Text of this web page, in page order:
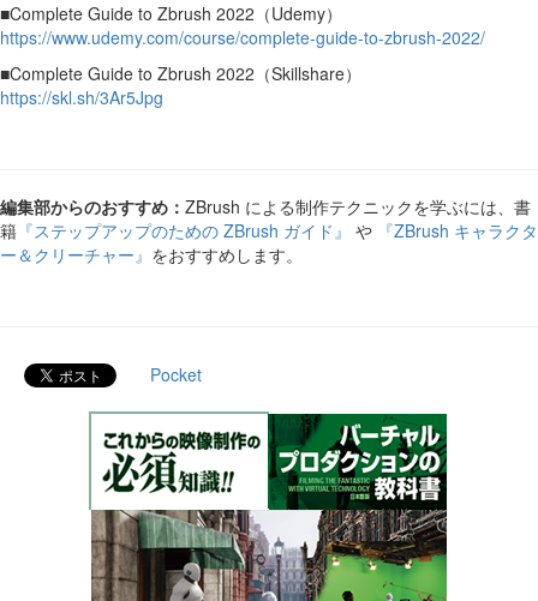
■Complete Guide to Zbrush 2022（Udemy）
https://www.udemy.com/course/complete-guide-to-zbrush-2022/
■Complete Guide to Zbrush 2022（Skillshare）
https://skl.sh/3Ar5Jpg
編集部からのおすすめ： ZBrush による制作テクニックを学ぶには、書
籍 『ステップアップのための ZBrush ガイド』 や 『ZBrush キャラクタ
ー＆クリーチャー』 をおすすめします。
Pocket